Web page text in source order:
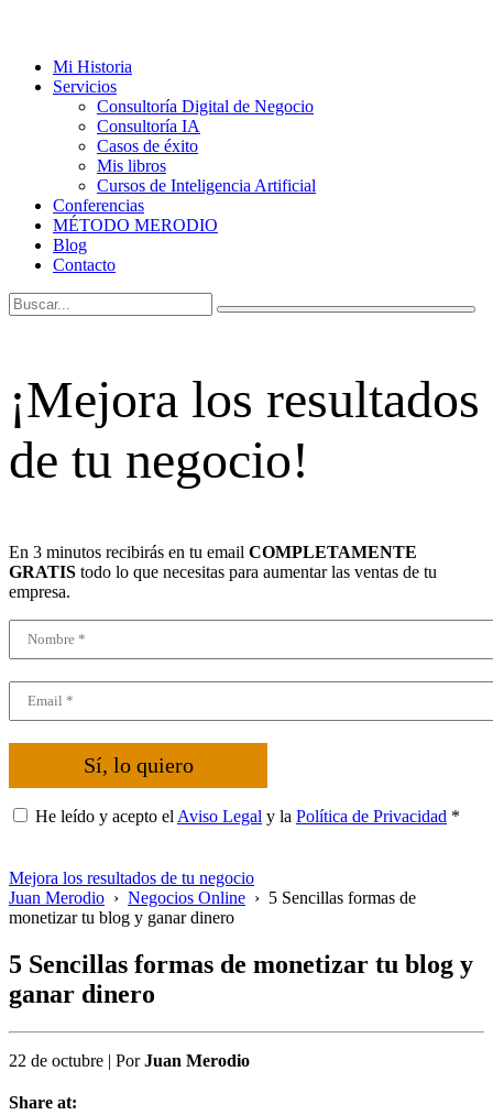
Mi Historia
Servicios
Consultoría Digital de Negocio
Consultoría IA
Casos de éxito
Mis libros
Cursos de Inteligencia Artificial
Conferencias
MÉTODO MERODIO
Blog
Contacto
¡Mejora los resultados
de tu negocio!
En 3 minutos recibirás en tu email COMPLETAMENTE
GRATIS todo lo que necesitas para aumentar las ventas de tu
empresa.
Sí, lo quiero
He leído y acepto el Aviso Legal y la Política de Privacidad *
Mejora los resultados de tu negocio
Juan Merodio › Negocios Online › 5 Sencillas formas de
monetizar tu blog y ganar dinero
5 Sencillas formas de monetizar tu blog y
ganar dinero
22 de octubre | PorJuan Merodio
Share at: